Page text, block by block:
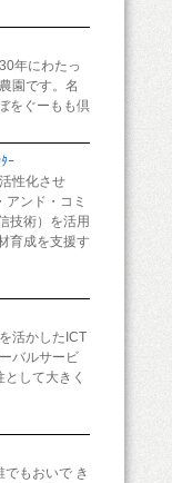
年にわたっ
園です。名
をぐーもも倶
ｰ
性化させ
ンド・コミ
技術）を活用
育成を支援す
活かしたICT
バルサービ
して大きく
でもおいで き